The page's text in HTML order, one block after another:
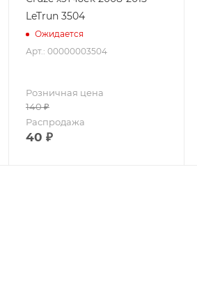
LeTrun 3504
Ожидается
Арт.: 00000003504
Розничная цена
140₽
Распродажа
40 ₽